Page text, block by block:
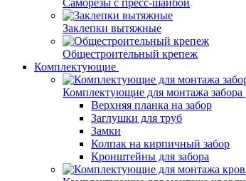
Саморезы с пресс-шайбой
Заклепки вытяжные
Общестроительный крепеж
Комплектующие
Комплектующие для монтажа забора
Верхняя планка на забор
Заглушки для труб
Замки
Колпак на кирпичный забор
Кронштейны для забора